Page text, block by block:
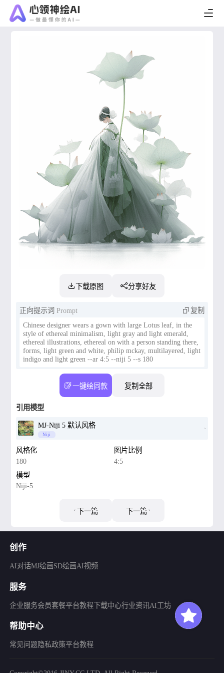
下载原图 分享好友
正向提示词 Prompt
复制
Chinese designer wears a gown with large Lotus leaf, in the
style of ethereal minimalism, light gray and light emerald,
ethereal illustrations, ethereal on with a person standing there,
forms, light green and white, philip mckay, multilayered, light
indigo and light green --ar 4:5 --niji 5 --s 180
一键绘同款 复制全部
引用模型
MJ-Niji 5 默认风格
Niji
风格化
180
图片比例
4:5
模型
Niji-5
下一篇 下一篇
创作
AI对话MJ绘画SD绘画AI视频
服务
企业服务会员套餐平台教程 下载中心行业资讯AI工坊
帮助中心
常见问题隐私政策平台教程